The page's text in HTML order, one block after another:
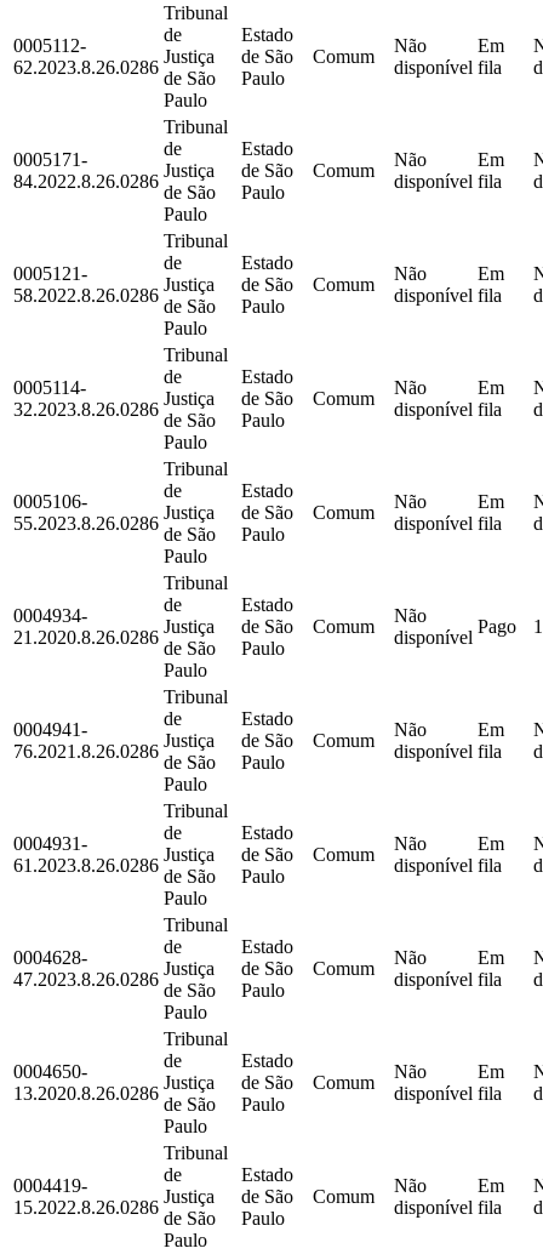
0005112-
62.2023.8.26.0286
Tribunal
de
Justiça
de São
Paulo
Estado
de São
Paulo
Comum
Não
disponível
Em
fila
0005171-
84.2022.8.26.0286
Tribunal
de
Justiça
de São
Paulo
Estado
de São
Paulo
Comum
Não
disponível
Em
fila
0005121-
58.2022.8.26.0286
Tribunal
de
Justiça
de São
Paulo
Estado
de São
Paulo
Comum
Não
disponível
Em
fila
0005114-
32.2023.8.26.0286
Tribunal
de
Justiça
de São
Paulo
Estado
de São
Paulo
Comum
Não
disponível
Em
fila
0005106-
55.2023.8.26.0286
Tribunal
de
Justiça
de São
Paulo
Estado
de São
Paulo
Comum
Não
disponível
Em
fila
0004934-
21.2020.8.26.0286
Tribunal
de
Justiça
de São
Paulo
Estado
de São
Paulo
Comum
Não
disponível
Pago
0004941-
76.2021.8.26.0286
Tribunal
de
Justiça
de São
Paulo
Estado
de São
Paulo
Comum
Não
disponível
Em
fila
0004931-
61.2023.8.26.0286
Tribunal
de
Justiça
de São
Paulo
Estado
de São
Paulo
Comum
Não
disponível
Em
fila
0004628-
47.2023.8.26.0286
Tribunal
de
Justiça
de São
Paulo
Estado
de São
Paulo
Comum
Não
disponível
Em
fila
0004650-
13.2020.8.26.0286
Tribunal
de
Justiça
de São
Paulo
Estado
de São
Paulo
Comum
Não
disponível
Em
fila
0004419-
15.2022.8.26.0286
Tribunal
de
Justiça
de São
Paulo
Estado
de São
Paulo
Comum
Não
disponível
Em
fila